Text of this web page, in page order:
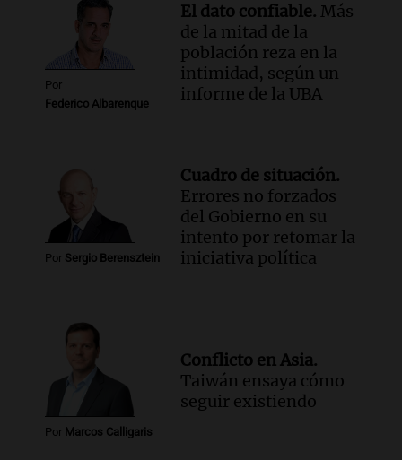
Por
Federico Albarenque
El dato confiable. Más
de la mitad de la
población reza en la
intimidad, según un
informe de la UBA
Por Sergio Berensztein
Cuadro de situación.
Errores no forzados
del Gobierno en su
intento por retomar la
iniciativa política
Por Marcos Calligaris
Conflicto en Asia.
Taiwán ensaya cómo
seguir existiendo